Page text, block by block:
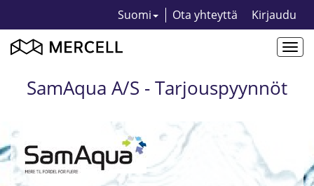
Suomi Ota yhteyttä Kirjaudu
SamAqua A/S - Tarjouspyynnöt